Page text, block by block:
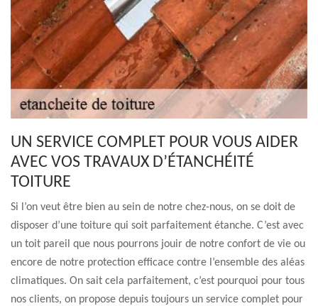
UN SERVICE COMPLET POUR VOUS AIDER
AVEC VOS TRAVAUX D’ÉTANCHÉITÉ
TOITURE
Si l’on veut être bien au sein de notre chez-nous, on se doit de
disposer d’une toiture qui soit parfaitement étanche. C’est avec
un toit pareil que nous pourrons jouir de notre confort de vie ou
encore de notre protection efficace contre l’ensemble des aléas
climatiques. On sait cela parfaitement, c’est pourquoi pour tous
nos clients, on propose depuis toujours un service complet pour